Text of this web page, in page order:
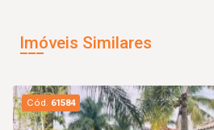
Imóveis Similares
Cód. 61584